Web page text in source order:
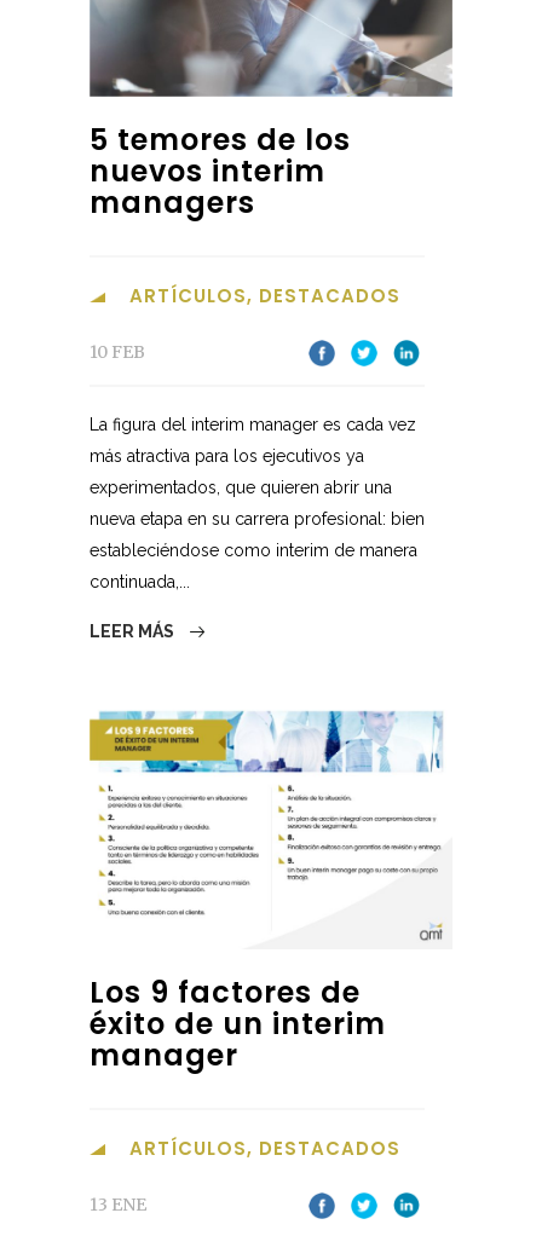
5 temores de los
nuevos interim
managers
ARTÍCULOS, DESTACADOS
10 FEB
La figura del interim manager es cada vez
más atractiva para los ejecutivos ya
experimentados, que quieren abrir una
nueva etapa en su carrera profesional: bien
estableciéndose como interim de manera
continuada,...
LEER MÁS
Los 9 factores de
éxito de un interim
manager
ARTÍCULOS, DESTACADOS
13 ENE